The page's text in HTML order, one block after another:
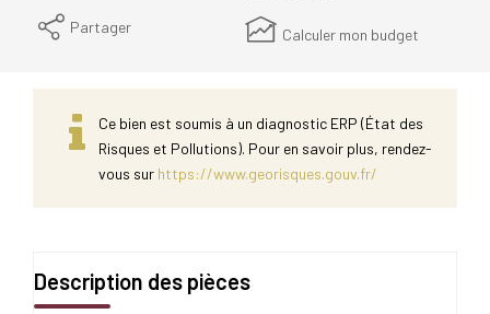
Partager
Calculer mon budget
Ce bien est soumis à un diagnostic ERP (État des
Risques et Pollutions). Pour en savoir plus, rendez-
vous sur https://www.georisques.gouv.fr/
Description des pièces